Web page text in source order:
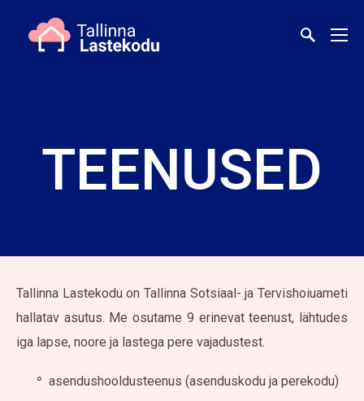
TEENUSED
Tallinna Lastekodu on Tallinna Sotsiaal- ja Tervishoiuameti
hallatav asutus. Me osutame 9 erinevat teenust, lähtudes
iga lapse, noore ja lastega pere vajadustest.
asendushooldusteenus (asenduskodu ja perekodu)